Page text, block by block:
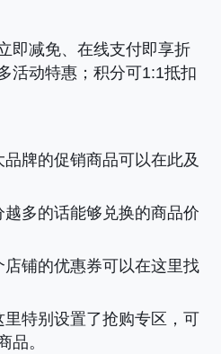
即减免、在线支付即享折
活动特惠；积分可1:1抵扣
牌的促销商品可以在此及
多的话能够兑换的商品价
铺的优惠券可以在这里找
特别设置了抢购专区，可
品。